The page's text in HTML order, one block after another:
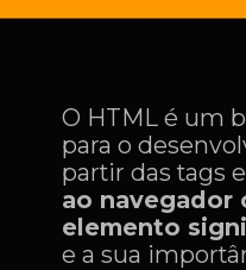
O HTML é um
para o
partir das tags
ao navegador
elemento
e a sua